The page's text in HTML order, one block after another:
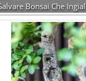
Bonsai Che